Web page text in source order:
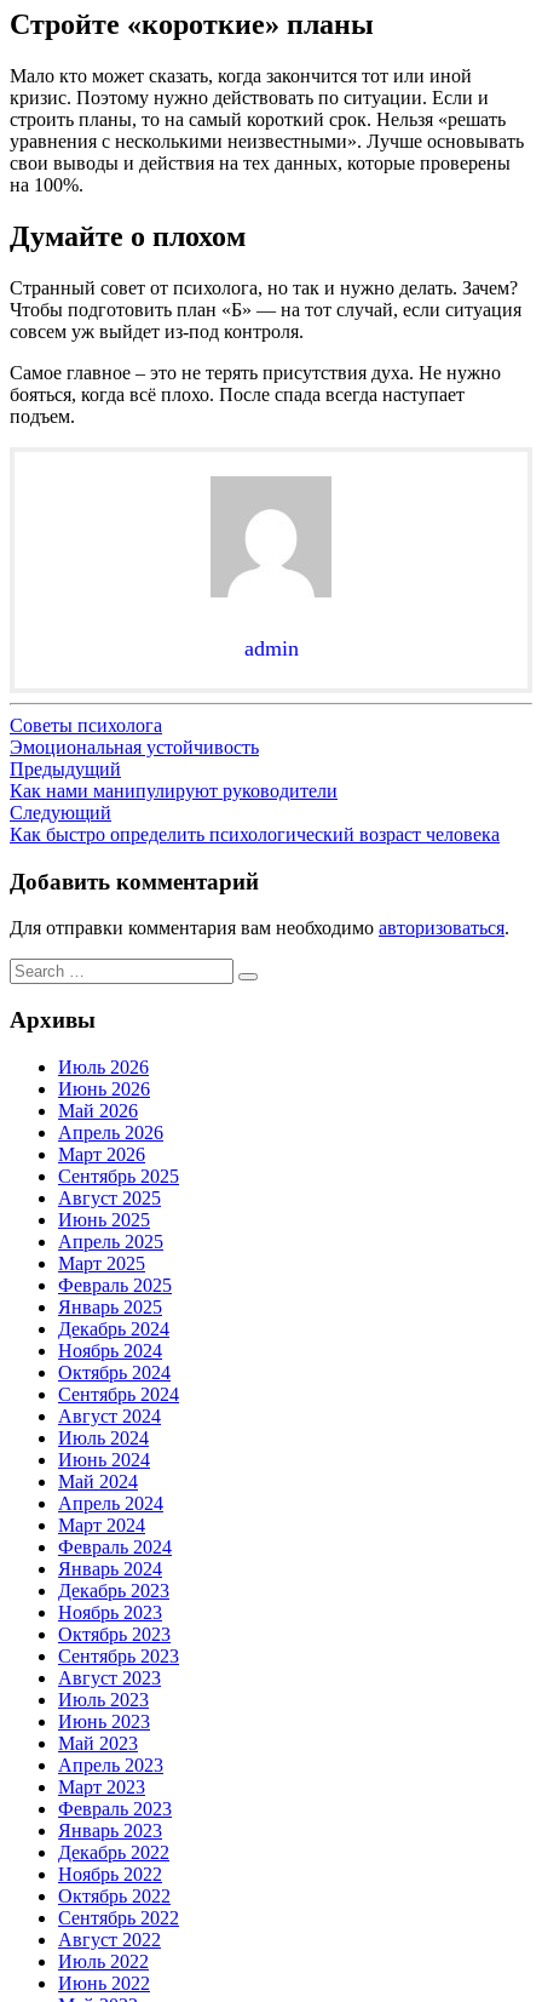
Стройте «короткие» планы
Мало кто может сказать, когда закончится тот или иной
кризис. Поэтому нужно действовать по ситуации. Если и
строить планы, то на самый короткий срок. Нельзя «решать
уравнения с несколькими неизвестными». Лучше основывать
свои выводы и действия на тех данных, которые проверены
на 100%.
Думайте о плохом
Странный совет от психолога, но так и нужно делать. Зачем?
Чтобы подготовить план «Б» — на тот случай, если ситуация
совсем уж выйдет из-под контроля.
Самое главное – это не терять присутствия духа. Не нужно
бояться, когда всё плохо. После спада всегда наступает
подъем.
admin
Советы психолога
Эмоциональная устойчивость
Навигация
по
записям
Предыдущий
Как нами манипулируют руководители
Следующий
Как быстро определить психологический возраст человека
Добавить комментарий
Для отправки комментария вам необходимо авторизоваться.
Search
for:
Search
Архивы
Июль 2026
Июнь 2026
Май 2026
Апрель 2026
Март 2026
Сентябрь 2025
Август 2025
Июнь 2025
Апрель 2025
Март 2025
Февраль 2025
Январь 2025
Декабрь 2024
Ноябрь 2024
Октябрь 2024
Сентябрь 2024
Август 2024
Июль 2024
Июнь 2024
Май 2024
Апрель 2024
Март 2024
Февраль 2024
Январь 2024
Декабрь 2023
Ноябрь 2023
Октябрь 2023
Сентябрь 2023
Август 2023
Июль 2023
Июнь 2023
Май 2023
Апрель 2023
Март 2023
Февраль 2023
Январь 2023
Декабрь 2022
Ноябрь 2022
Октябрь 2022
Сентябрь 2022
Август 2022
Июль 2022
Июнь 2022